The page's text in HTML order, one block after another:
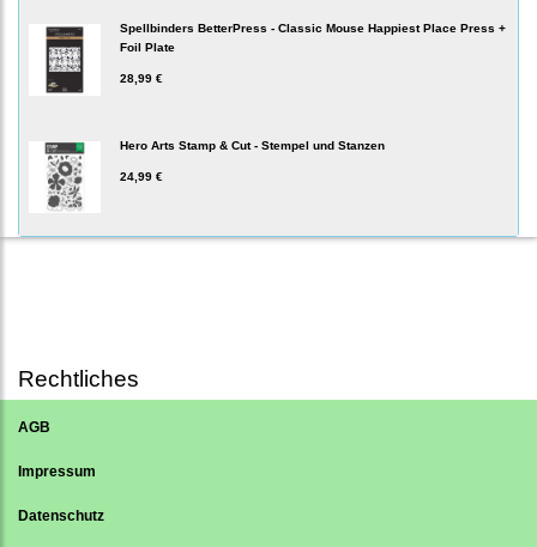
Spellbinders BetterPress - Classic Mouse Happiest Place Press +
Foil Plate
28,99 €
Hero Arts Stamp & Cut - Stempel und Stanzen
24,99 €
Rechtliches
AGB
Impressum
Datenschutz